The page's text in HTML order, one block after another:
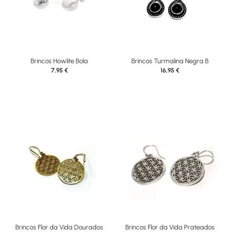
Brincos Howlite Bola
7,95 €
Brincos Turmalina Negra B
16,95 €
Brincos Flor da Vida Dourados Brincos Flor da Vida Prateados